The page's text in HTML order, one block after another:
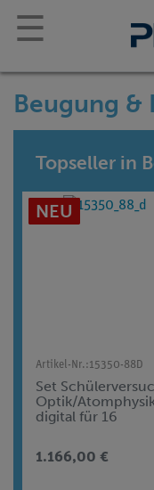
☰
Beugung
Topseller in
NEU
Artikel-Nr.:15350-88D
Set
Optik/
digital für 16
advanced Physik
1.166,00 €